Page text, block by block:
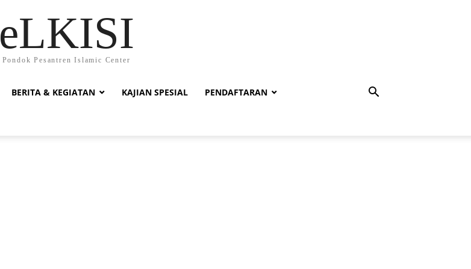
eLKISI
Pondok Pesantren Islamic Center
BERITA & KEGIATAN KAJIAN SPESIAL PENDAFTARAN